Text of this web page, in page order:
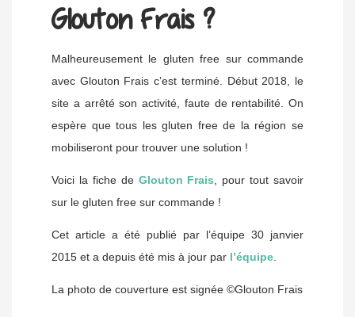
Glouton Frais ?
Malheureusement le gluten free sur commande
avec Glouton Frais c’est terminé. Début 2018, le
site a arrêté son activité, faute de rentabilité. On
espère que tous les gluten free de la région se
mobiliseront pour trouver une solution !
Voici la fiche de Glouton Frais , pour tout savoir
sur le gluten free sur commande !
Cet article a été publié par l’équipe 30 janvier
2015 et a depuis été mis à jour par l’équipe
La photo de couverture est signée ©Glouton Frais